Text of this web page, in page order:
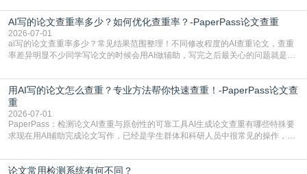
五遍还是过不了预检测的大有人在，这时候，找到靠谱的降AIGC检测率的网
站，就能少走好多弯路。PaperPass：守护学术原创性的智能伙伴AIGC生成内
容的学术合规痛点去年帮一个本科师弟改
AI写的论文查重率多少？如何优化查重率？-PaperPass论文查重
2026-07-01
ai写的论文查重率多少？常见结果范围整理！不同修改程度的AI查重论文，查重
率差异明显不少同学写论文的时候会用AI做辅助，写完之后最关心的问题就是ai
实际情况和大家想的不太一样。AI训练依赖海量公开学术文献、网络内容，生成
内容本质是按照语义概率拼接已有内容，很容易和已发布的作品撞重复，甚至会
直接引用整段已有内容，所以查重率偏高是
用AI写的论文怎么查重？专业方法帮你快速查重！-PaperPass论文查
重
2026-07-01
PaperPass：检测论文AI查重与原创性的可靠工具AI生成论文查重有哪些特殊要
求现在用AI辅助完成论文写作，已经是学生群体和科研人员中很常见的操作，不
但很多人忽略了，AI生成的内容天生带有重复风险——训练AI的数据集本身就包
含大量已公开的学术内容、网络原创内容，AI输出内容时很容易无意识拼接出重
论文常用检测系统有何不同？